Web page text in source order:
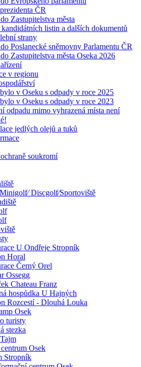
ČR
Zastupitelstva města
listin a dalších dokumentů
strany
Poslanecké sněmovny Parlamentu ČR
Zastupitelstva města Oseka 2026
v regionu
v Oseku s odpady v roce 2025
v Oseku s odpady v roce 2023
odpadu mimo vyhrazená místa není
jedlých olejů a tuků
soukromí
Discgolf⁄Sportoviště
U Ondřeje Stropník
Horal
Černý Orel
Ossegg
Chateau Franz
hospůdka U Hajných
Rozcestí - Dlouhá Louka
Osek
turisty
stezka
Osek
Stropník